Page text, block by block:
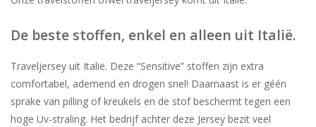
De beste stoffen, enkel en alleen uit Italië.
Traveljersey uit Italië. Deze “Sensitive” stoffen zijn extra
comfortabel, ademend en drogen snel! Daarnaast is er géén
sprake van pilling of kreukels en de stof beschermt tegen een
hoge Uv-straling. Het bedrijf achter deze Jersey bezit veel